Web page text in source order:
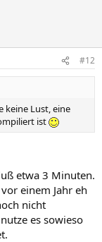
#12
keine Lust, eine
ist
etwa 3 Minuten.
einem Jahr eh
nicht
es sowieso